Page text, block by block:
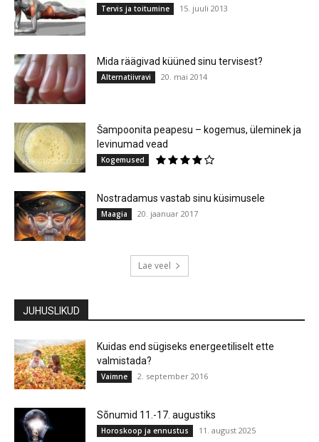
Tervis ja toitumine 15. juuli 2013
Mida räägivad küüned sinu tervisest?
Alternatiivravi 20. mai 2014
Šampoonita peapesu – kogemus, üleminek ja
levinumad vead
Kogemused
Nostradamus vastab sinu küsimusele
Maagia 20. jaanuar 2017
Lae veel
JUHUSLIKUD
Kuidas end sügiseks energeetiliselt ette
valmistada?
Vaimne 2. september 2016
Sõnumid 11.-17. augustiks
Horoskoop ja ennustus 11. august 2025